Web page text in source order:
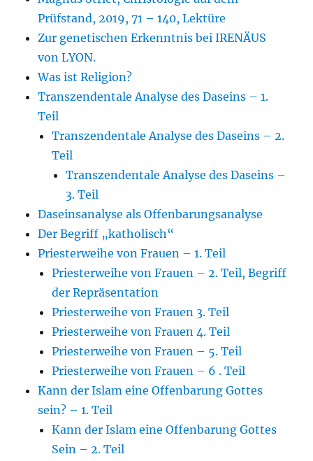
Prüfstand, 2019, 71 – 140, Lektüre
Zur genetischen Erkenntnis bei IRENÄUS
von LYON.
Was ist Religion?
Transzendentale Analyse des Daseins – 1.
Teil
Transzendentale Analyse des Daseins – 2.
Teil
Transzendentale Analyse des Daseins –
3. Teil
Daseinsanalyse als Offenbarungsanalyse
Der Begriff „katholisch“
Priesterweihe von Frauen – 1. Teil
Priesterweihe von Frauen – 2. Teil, Begriff
der Repräsentation
Priesterweihe von Frauen 3. Teil
Priesterweihe von Frauen 4. Teil
Priesterweihe von Frauen – 5. Teil
Priesterweihe von Frauen – 6 . Teil
Kann der Islam eine Offenbarung Gottes
sein? – 1. Teil
Kann der Islam eine Offenbarung Gottes
Sein – 2. Teil